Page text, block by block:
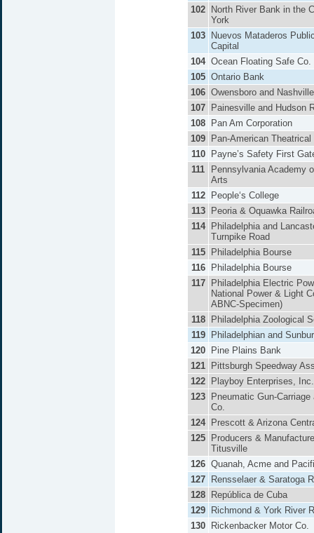
102
North River Bank in the
York
103
Nuevos Mataderos
Capital
104 Ocean Floating Safe Co.
105 Ontario Bank
106 Owensboro and
107
Painesville and Hudson
108
Pan Am Corporation
109
Pan-American Theatrical
110
Payne’s Safety First
111
Pennsylvania Academy
Arts
112
People‘s College
113
Peoria & Oquawka
114
Philadelphia and
Turnpike Road
115
Philadelphia Bourse
116
Philadelphia Bourse
117
Philadelphia Electric
National Power & Light
ABNC-Specimen)
118
Philadelphia Zoological
119
Philadelphian and
120
Pine Plains Bank
121
Pittsburgh Speedway
122
Playboy Enterprises, Inc.
123
Pneumatic Gun-Carriage
Co.
124
Prescott & Arizona
125
Producers &
Titusville
126 Quanah, Acme and
127
Rensselaer & Saratoga
128
República de Cuba
129
Richmond & York River
130
Rickenbacker Motor Co.